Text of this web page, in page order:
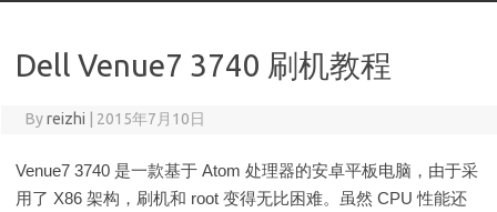
Dell Venue7 3740 刷机教程
Byreizhi 2015年7月10日
Venue7 3740 是一款基于 Atom 处理器的安卓平板电脑，由于采
用了 X86 架构，刷机和 root 变得无比困难。虽然 CPU 性能还